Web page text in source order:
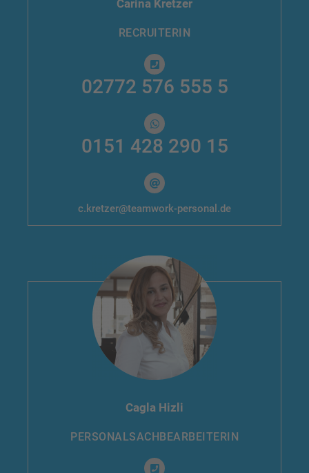
Carina Kretzer
RECRUITERIN
02772 576 555 5
0151 428 290 15
c.kretzer@teamwork-personal.de
Cagla Hizli
PERSONAL­SACHBEARBEITERIN